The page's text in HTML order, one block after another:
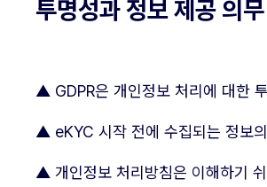
투명성과 정보 제공 의무
▲ GDPR은 개인정보 처리에 대한
▲ eKYC 시작 전에 수집되는 정보
▲ 개인정보 처리방침은 이해하기